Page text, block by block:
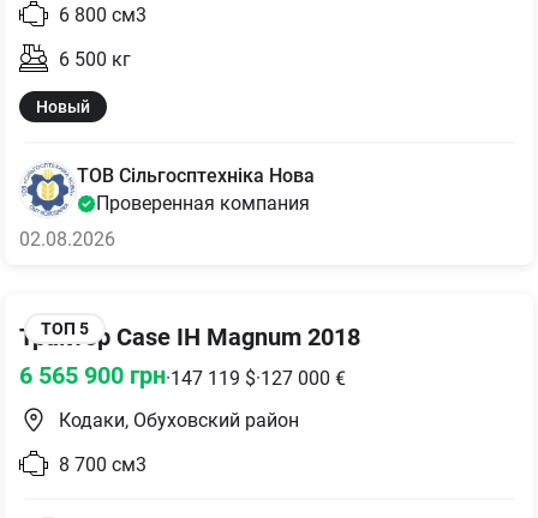
6 800 см3
6 500 кг
Новый
ТОВ Сільгосптехніка Нова
Проверенная компания
02.08.2026
ТОП 5
Трактор Case IH Magnum 2018
6 565 900 грн·147 119 $·127 000 €
Кодаки, Обуховский район
8 700 см3